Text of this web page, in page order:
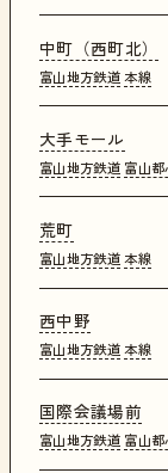
中町（西町北）
富山地方鉄道 本線
大手モール
富山地方鉄道 富山
荒町
富山地方鉄道 本線
西中野
富山地方鉄道 本線
国際会議場前
富山地方鉄道 富山